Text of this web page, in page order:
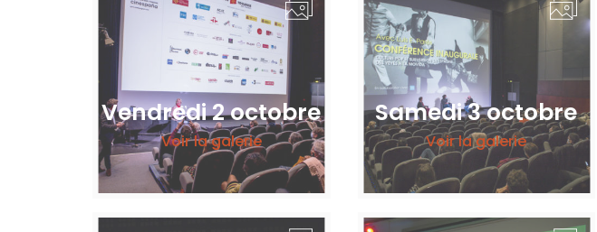
Vendredi 2 octobre
Voir la galerie
Samedi 3 octobre
Voir la galerie